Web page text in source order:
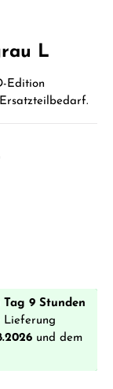
L
Edition
Tag 9 Stunden
Lieferung
und dem